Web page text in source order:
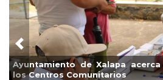
Ayuntamiento de Xalapa
los Centros Comunitarios
Previous